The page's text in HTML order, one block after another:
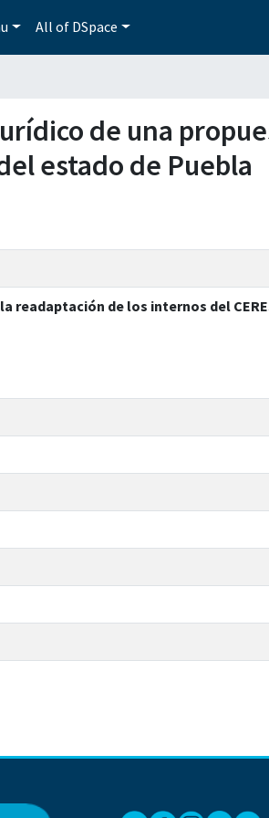
All of DSpace
de una
estado de Puebla
readaptación de los internos del